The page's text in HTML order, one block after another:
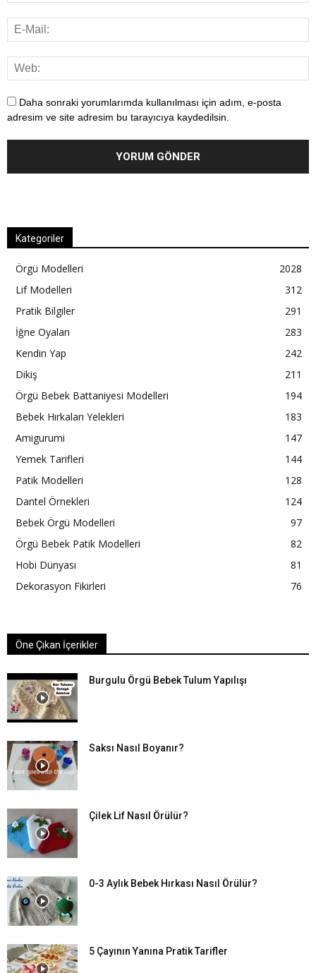
Daha sonraki yorumlarımda kullanılması için adım, e-posta
adresim ve site adresim bu tarayıcıya kaydedilsin.
Kategoriler
Örgü Modelleri
2028
Lif Modelleri
312
Pratik Bilgiler
291
İğne Oyaları
283
Kendin Yap
242
Dikiş
211
Örgü Bebek Battaniyesi Modelleri
194
Bebek Hırkaları Yelekleri
183
Amigurumi
147
Yemek Tarifleri
144
Patik Modelleri
128
Dantel Örnekleri
124
Bebek Örgü Modelleri
97
Örgü Bebek Patik Modelleri
82
Hobi Dünyası
81
Dekorasyon Fikirleri
76
Öne Çıkan İçerikler
Burgulu Örgü Bebek Tulum Yapılışı
Saksı Nasıl Boyanır?
Çilek Lif Nasıl Örülür?
0-3 Aylık Bebek Hırkası Nasıl Örülür?
5 Çayının Yanına Pratik Tarifler